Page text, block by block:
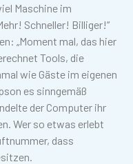
Maschine im
Schneller! Billiger!“
„Moment mal, das hier
Tools, die
wie Gäste im eigenen
es sinngemäß
der Computer ihr
Wer so etwas erlebt
dass